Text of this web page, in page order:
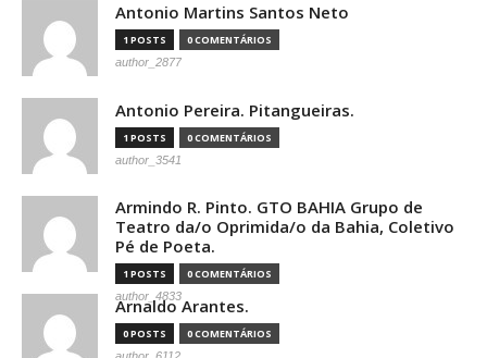
Antonio Martins Santos Neto
1 POSTS 0 COMENTÁRIOS
author_2877
Antonio Pereira. Pitangueiras.
1 POSTS 0 COMENTÁRIOS
author_3541
Armindo R. Pinto. GTO BAHIA Grupo de
Teatro da/o Oprimida/o da Bahia, Coletivo
Pé de Poeta.
1 POSTS 0 COMENTÁRIOS
author_4833
Arnaldo Arantes.
0 POSTS 0 COMENTÁRIOS